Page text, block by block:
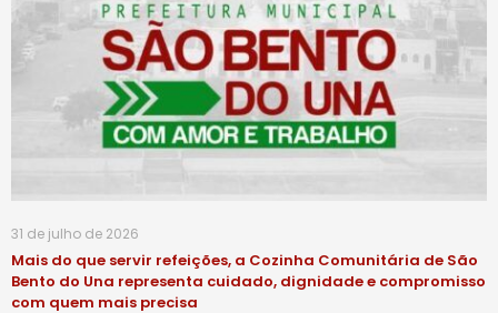
31 de julho de 2026
Mais do que servir refeições, a Cozinha Comunitária de São
Bento do Una representa cuidado, dignidade e compromisso
com quem mais precisa